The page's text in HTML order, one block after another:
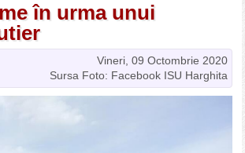
în urma unui
Vineri, 09 Octombrie 2020
Sursa Foto: Facebook ISU Harghita